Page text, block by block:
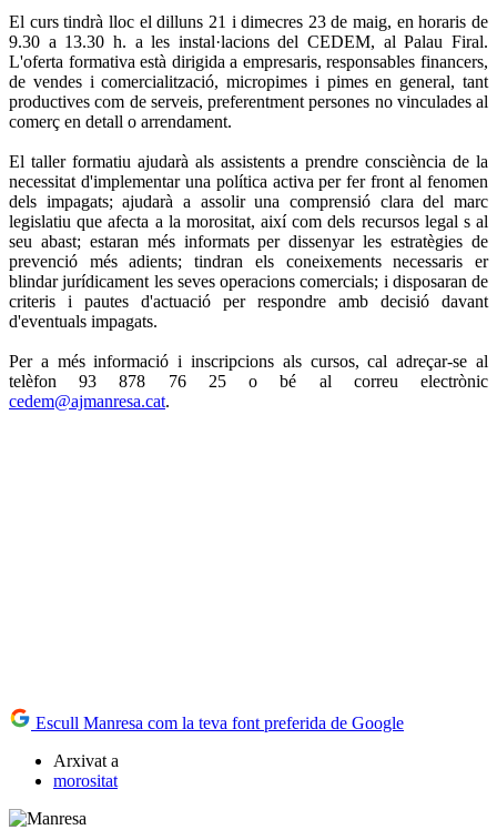
El curs tindrà lloc el dilluns 21 i dimecres 23 de maig, en horaris de
9.30 a 13.30 h. a les instal·lacions del CEDEM, al Palau Firal.
L'oferta formativa està dirigida a empresaris, responsables financers,
de vendes i comercialització, micropimes i pimes en general, tant
productives com de serveis, preferentment persones no vinculades al
comerç en detall o arrendament.
El taller formatiu ajudarà als assistents a prendre consciència de la
necessitat d'implementar una política activa per fer front al fenomen
dels impagats; ajudarà a assolir una comprensió clara del marc
legislatiu que afecta a la morositat, així com dels recursos legal s al
seu abast; estaran més informats per dissenyar les estratègies de
prevenció més adients; tindran els coneixements necessaris er
blindar jurídicament les seves operacions comercials; i disposaran de
criteris i pautes d'actuació per respondre amb decisió davant
d'eventuals impagats.
Per a més informació i inscripcions als cursos, cal adreçar-se al
telèfon 93 878 76 25 o bé al correu electrònic
cedem@ajmanresa.cat.
Escull Manresa com la teva font preferida de Google
Arxivat a
morositat